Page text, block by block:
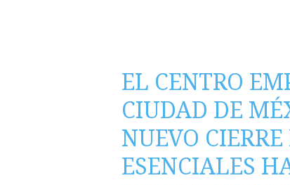
EL CENTRO
CIUDAD DE
NUEVO
ESENCIALES